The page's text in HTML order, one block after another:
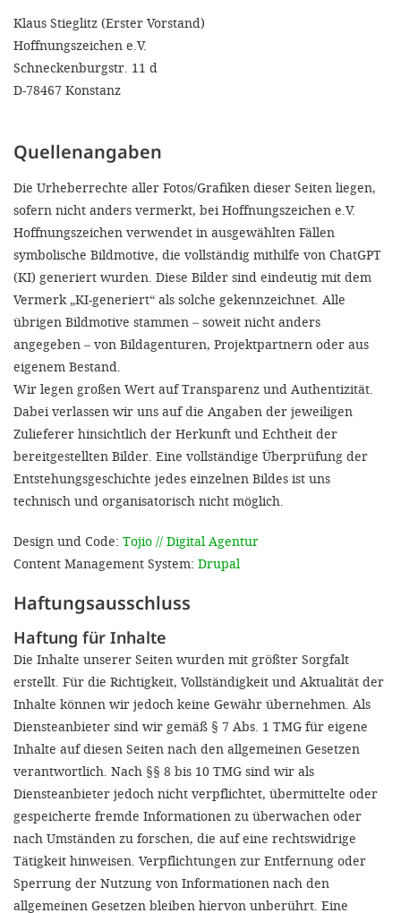
Klaus Stieglitz (Erster Vorstand)
Hoffnungszeichen e.V.
Schneckenburgstr. 11 d
D-78467 Konstanz
Quellenangaben
Die Urheberrechte aller Fotos/Grafiken dieser Seiten liegen,
sofern nicht anders vermerkt, bei Hoffnungszeichen e.V.
Hoffnungszeichen verwendet in ausgewählten Fällen
symbolische Bildmotive, die vollständig mithilfe von ChatGPT
(KI) generiert wurden. Diese Bilder sind eindeutig mit dem
Vermerk „KI-generiert“ als solche gekennzeichnet. Alle
übrigen Bildmotive stammen – soweit nicht anders
angegeben – von Bildagenturen, Projektpartnern oder aus
eigenem Bestand.
Wir legen großen Wert auf Transparenz und Authentizität.
Dabei verlassen wir uns auf die Angaben der jeweiligen
Zulieferer hinsichtlich der Herkunft und Echtheit der
bereitgestellten Bilder. Eine vollständige Überprüfung der
Entstehungsgeschichte jedes einzelnen Bildes ist uns
technisch und organisatorisch nicht möglich.
Design und Code: Tojio // Digital Agentur
Content Management System: Drupal
Haftungsausschluss
Haftung für Inhalte
Die Inhalte unserer Seiten wurden mit größter Sorgfalt
erstellt. Für die Richtigkeit, Vollständigkeit und Aktualität der
Inhalte können wir jedoch keine Gewähr übernehmen. Als
Diensteanbieter sind wir gemäß § 7 Abs. 1 TMG für eigene
Inhalte auf diesen Seiten nach den allgemeinen Gesetzen
verantwortlich. Nach §§ 8 bis 10 TMG sind wir als
Diensteanbieter jedoch nicht verpflichtet, übermittelte oder
gespeicherte fremde Informationen zu überwachen oder
nach Umständen zu forschen, die auf eine rechtswidrige
Tätigkeit hinweisen. Verpflichtungen zur Entfernung oder
Sperrung der Nutzung von Informationen nach den
allgemeinen Gesetzen bleiben hiervon unberührt. Eine